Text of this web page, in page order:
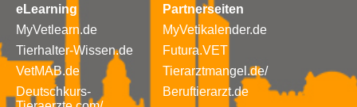
eLearning
MyVetlearn.de
Tierhalter-Wissen.de
VetMAB.de
Deutschkurs-
Partnerseiten
MyVetikalender.de
Futura.VET
Tierarztmangel.de/
Beruftierarzt.de